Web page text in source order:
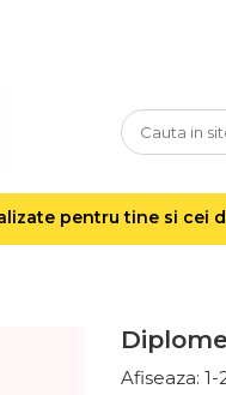
pentru tine si cei
Afiseaza: 1-